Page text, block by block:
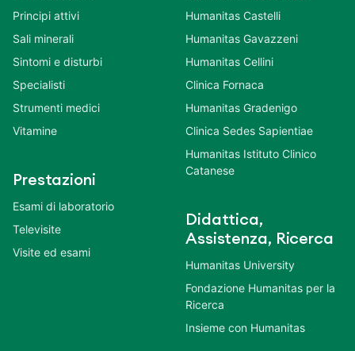
Principi attivi
Sali minerali
Sintomi e disturbi
Specialisti
Strumenti medici
Vitamine
Prestazioni
Esami di laboratorio
Televisite
Visite ed esami
Humanitas Castelli
Humanitas Gavazzeni
Humanitas Cellini
Clinica Fornaca
Humanitas Gradenigo
Clinica Sedes Sapientiae
Humanitas Istituto Clinico
Catanese
Didattica,
Assistenza, Ricerca
Humanitas University
Fondazione Humanitas per la
Ricerca
Insieme con Humanitas